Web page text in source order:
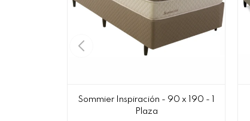
Sommier Inspiración - 90 x 190 - 1
Plaza